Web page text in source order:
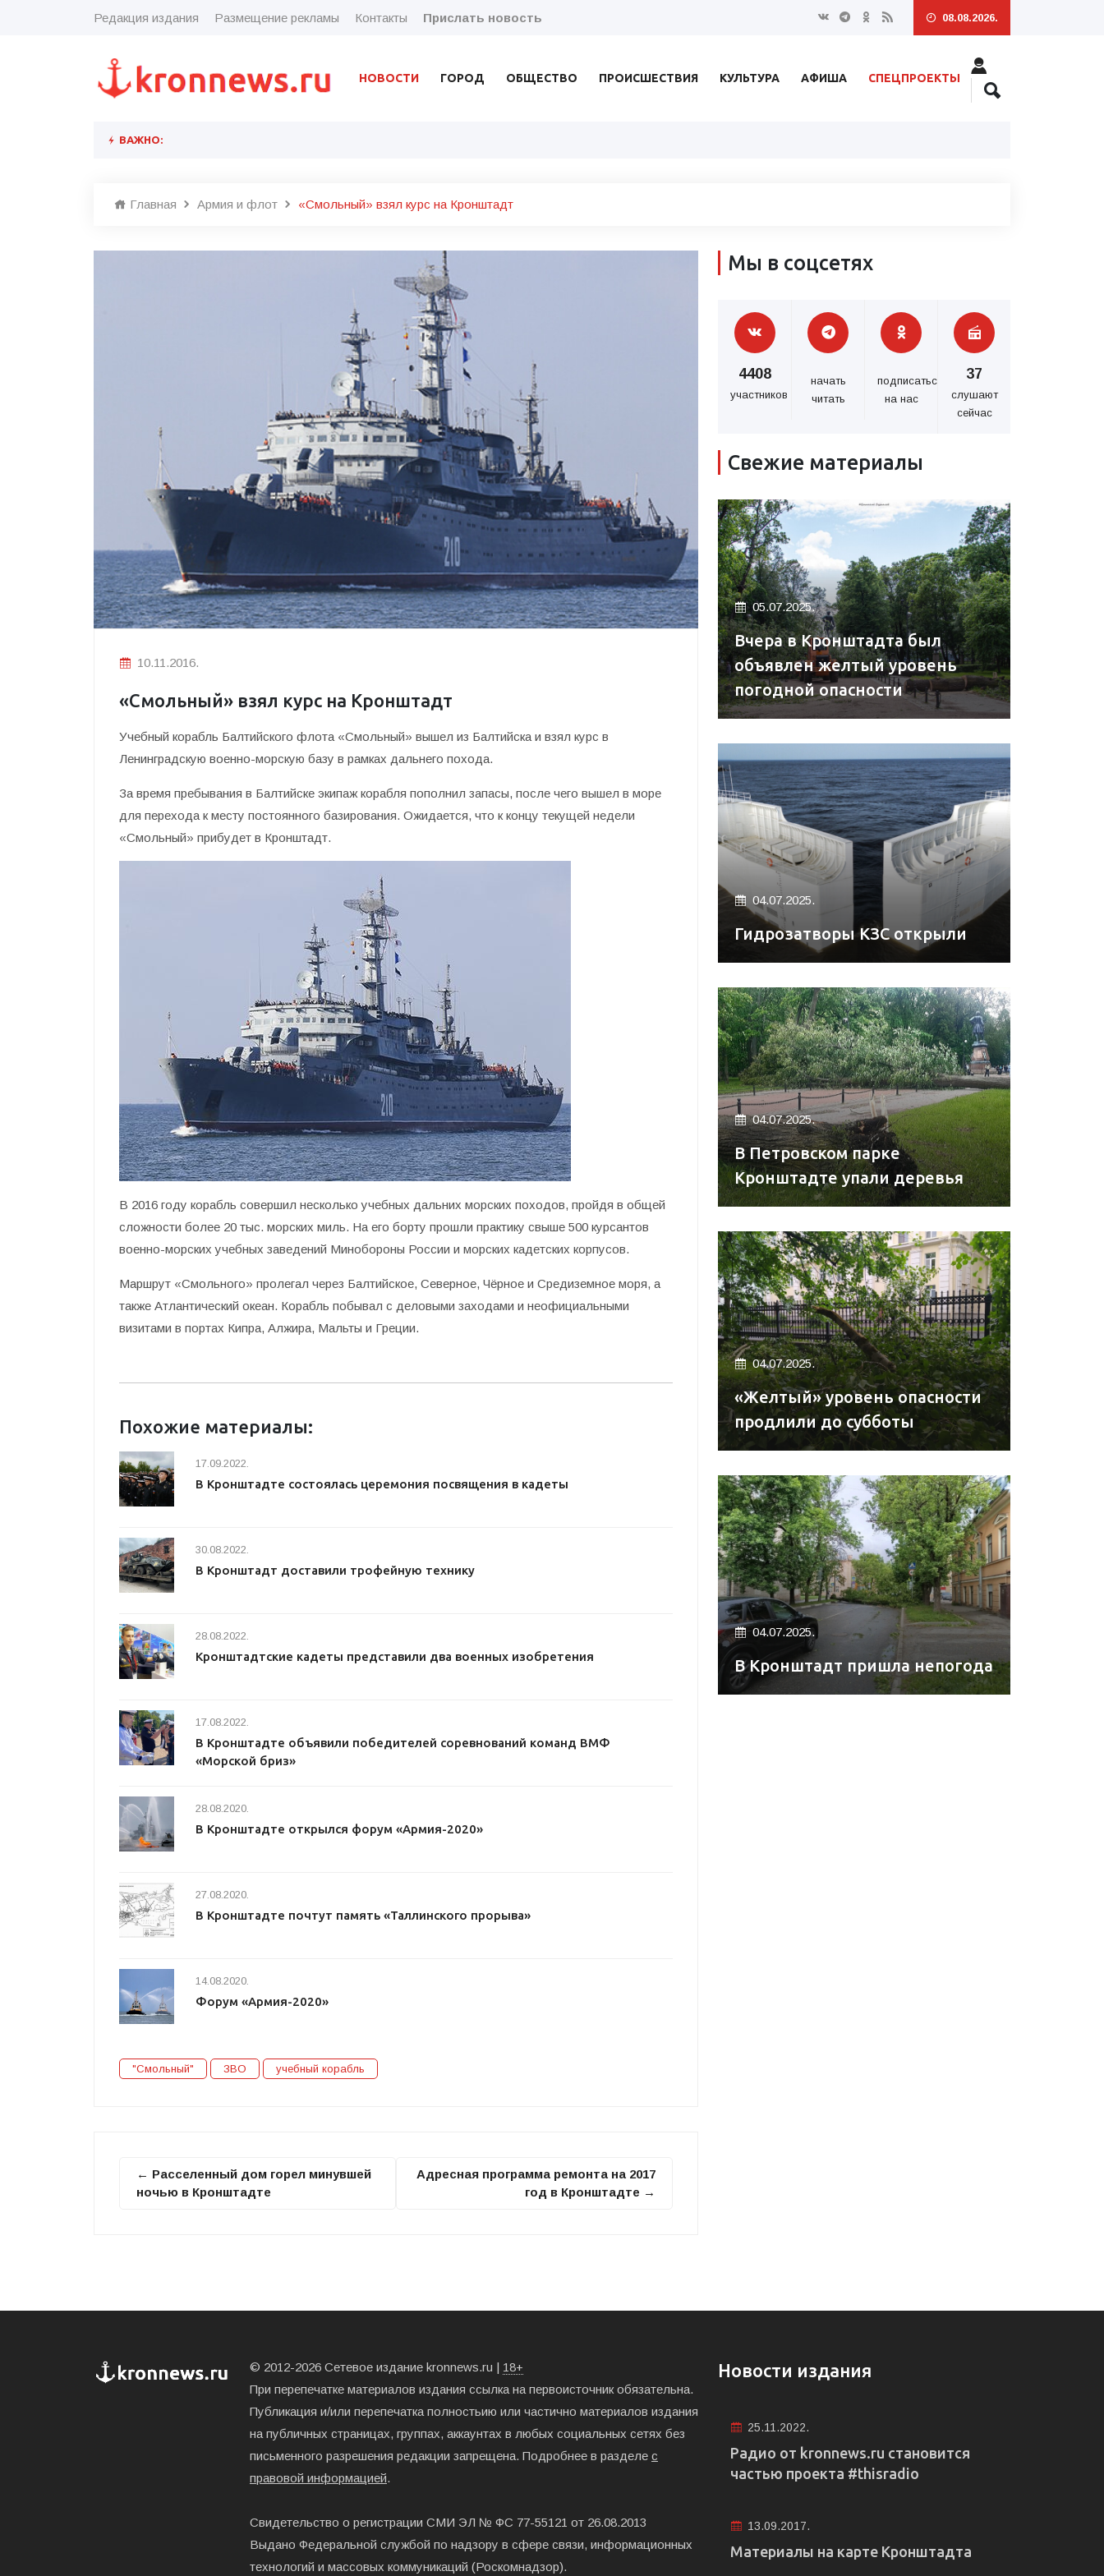
Редакция издания Размещение рекламы Контакты Прислать новость 08.08.2026.
НОВОСТИ ГОРОД ОБЩЕСТВО ПРОИСШЕСТВИЯ КУЛЬТУРА АФИША СПЕЦПРОЕКТЫ
ВАЖНО:
Главная Армия и флот «Смольный» взял курс на Кронштадт
10.11.2016.
«Смольный» взял курс на Кронштадт
Учебный корабль Балтийского флота «Смольный» вышел из Балтийска и взял курс в
Ленинградскую военно-морскую базу в рамках дальнего похода.
За время пребывания в Балтийске экипаж корабля пополнил запасы, после чего вышел в море
для перехода к месту постоянного базирования. Ожидается, что к концу текущей недели
«Смольный» прибудет в Кронштадт.
В 2016 году корабль совершил несколько учебных дальних морских походов, пройдя в общей
сложности более 20 тыс. морских миль. На его борту прошли практику свыше 500 курсантов
военно-морских учебных заведений Минобороны России и морских кадетских корпусов.
Маршрут «Смольного» пролегал через Балтийское, Северное, Чёрное и Средиземное моря, а
также Атлантический океан. Корабль побывал с деловыми заходами и неофициальными
визитами в портах Кипра, Алжира, Мальты и Греции.
Похожие материалы:
17.09.2022.
В Кронштадте состоялась церемония посвящения в кадеты
30.08.2022.
В Кронштадт доставили трофейную технику
28.08.2022.
Кронштадтские кадеты представили два военных изобретения
17.08.2022.
В Кронштадте объявили победителей соревнований команд ВМФ
«Морской бриз»
28.08.2020.
В Кронштадте открылся форум «Армия-2020»
27.08.2020.
В Кронштадте почтут память «Таллинского прорыва»
14.08.2020.
Форум «Армия-2020»
"Смольный" ЗВО учебный корабль
← Расселенный дом горел минувшей
ночью в Кронштадте
Адресная программа ремонта на 2017
год в Кронштадте →
Мы в соцсетях
4408
участников
начать
читать
подписаться
на нас
37
слушают
сейчас
Свежие материалы
05.07.2025.
Вчера в Кронштадта был
объявлен желтый уровень
погодной опасности
04.07.2025.
Гидрозатворы КЗС открыли
04.07.2025.
В Петровском парке
Кронштадте упали деревья
04.07.2025.
«Желтый» уровень опасности
продлили до субботы
04.07.2025.
В Кронштадт пришла непогода
© 2012-2026 Сетевое издание kronnews.ru | 18+
При перепечатке материалов издания ссылка на первоисточник обязательна.
Публикация и/или перепечатка полностьию или частично материалов издания
на публичных страницах, группах, аккаунтах в любых социальных сетях без
письменного разрешения редакции запрещена. Подробнее в разделе с
правовой информацией.
Свидетельство о регистрации СМИ ЭЛ № ФС 77-55121 от 26.08.2013
Выдано Федеральной службой по надзору в сфере связи, информационных
технологий и массовых коммуникаций (Роскомнадзор).
Новости издания
25.11.2022.
Радио от kronnews.ru становится
частью проекта #thisradio
13.09.2017.
Материалы на карте Кронштадта